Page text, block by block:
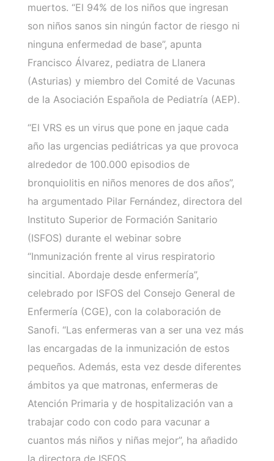
muertos. “El 94% de los niños que ingresan
son niños sanos sin ningún factor de riesgo ni
ninguna enfermedad de base”, apunta
Francisco Álvarez, pediatra de Llanera
(Asturias) y miembro del Comité de Vacunas
de la Asociación Española de Pediatría (AEP).
“El VRS es un virus que pone en jaque cada
año las urgencias pediátricas ya que provoca
alrededor de 100.000 episodios de
bronquiolitis en niños menores de dos años”,
ha argumentado Pilar Fernández, directora del
Instituto Superior de Formación Sanitario
(ISFOS) durante el webinar sobre
“Inmunización frente al virus respiratorio
sincitial. Abordaje desde enfermería”,
celebrado por ISFOS del Consejo General de
Enfermería (CGE), con la colaboración de
Sanofi. “Las enfermeras van a ser una vez más
las encargadas de la inmunización de estos
pequeños. Además, esta vez desde diferentes
ámbitos ya que matronas, enfermeras de
Atención Primaria y de hospitalización van a
trabajar codo con codo para vacunar a
cuantos más niños y niñas mejor”, ha añadido
la directora de ISFOS.